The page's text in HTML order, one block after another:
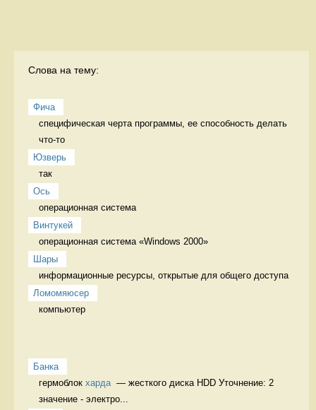
Слова на тему:
Фича
специфическая черта программы, ее способность делать
что-то
Юзверь
так
Ось
операционная система
Винтукей
операционная система «Windows 2000»
Шары
информационные ресурсы, открытые для общего доступа
Ломомяюсер
компьютер
Банка
гермоблок харда
  — жесткого диска HDD Уточнение: 2
значение - электро...